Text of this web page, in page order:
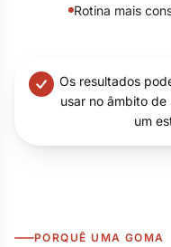
Rotina mais
Os resultados
usar no âmbito
um
PORQUÊ UMA GOMA